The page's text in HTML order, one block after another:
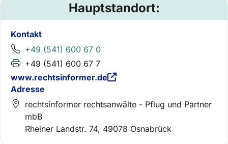
Hauptstandort:
Kontakt
+49 (541) 600 67 0
+49 (541) 600 67 7
www.rechtsinformer.de
Adresse
rechtsinformer rechtsanwälte - Pflug und Partner
mbB
Rheiner Landstr. 74, 49078 Osnabrück